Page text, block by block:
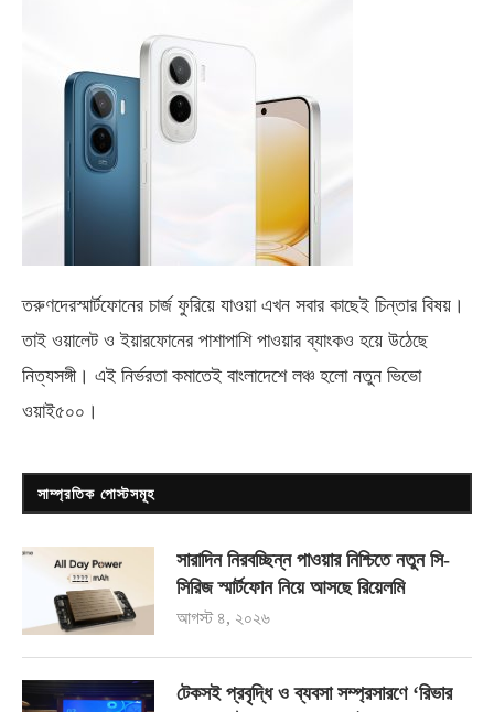
তরুণদেরস্মার্টফোনের চার্জ ফুরিয়ে যাওয়া এখন সবার কাছেই চিন্তার বিষয়।
তাই ওয়ালেট ও ইয়ারফোনের পাশাপাশি পাওয়ার ব্যাংকও হয়ে উঠেছে
নিত্যসঙ্গী। এই নির্ভরতা কমাতেই বাংলাদেশে লঞ্চ হলো নতুন ভিভো
ওয়াই৫০০ ।
সাম্প্রতিক পোস্টসমূহ
সারাদিন নিরবচ্ছিন্ন পাওয়ার নিশ্চিতে নতুন সি-
সিরিজ স্মার্টফোন নিয়ে আসছে রিয়েলমি
আগস্ট ৪, ২০২৬
টেকসই প্রবৃদ্ধি ও ব্যবসা সম্প্রসারণে ‘রিভার